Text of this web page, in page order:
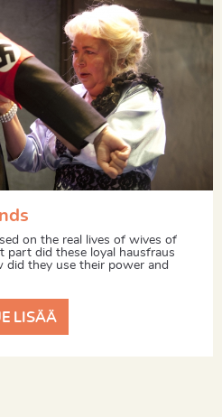
on the real lives of wives of
part did these loyal hausfraus
did they use their power and
LISÄÄ